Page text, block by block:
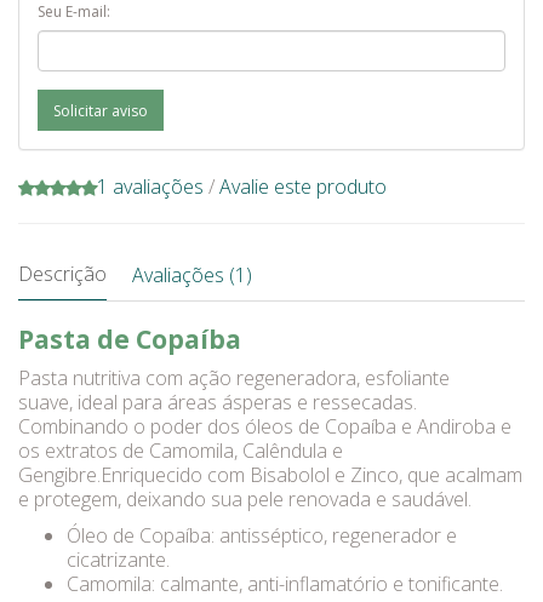
Seu E-mail:
Solicitar aviso
1 avaliações /Avalie este produto
Descrição Avaliações (1)
Pasta de Copaíba
Pasta nutritiva com ação regeneradora, esfoliante
suave, ideal para áreas ásperas e ressecadas.
Combinando o poder dos óleos de Copaíba e Andiroba e
os extratos de Camomila, Calêndula e
Gengibre.Enriquecido com Bisabolol e Zinco, que acalmam
e protegem, deixando sua pele renovada e saudável.
Óleo de Copaíba: antisséptico, regenerador e
cicatrizante.
Camomila: calmante, anti-inflamatório e tonificante.